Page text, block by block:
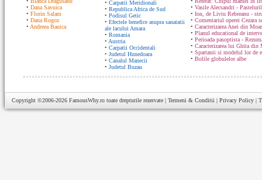
• Dana Savuica
• Florin Salam
• Dana Rogoz
• Andreea Banica
• Carpatii Meridionali
• Republica Africa de Sud
• Podisul Getic
• Efectele benefice asupra sanatatii
ale lacului Amara
• Romania
• Austria
• Carpatii Occidentali
• Judetul Hunedoara
• Canalul Manecii
• Judetul Buzau
• Vasile Alecsandri -
• Ion, de Liviu Rebreanu -
• Comentariul operei Cezara
• Caracterizarea Anei din
• Planul educational de
• Perioada pasoptista -
• Caracterizarea lui Ghita din
• Spartanii si modelul lor de
• Bolile globulelor albe
Copyright ©2006-2026 FamousWhy.ro toate drepturile rezervate | Termeni & Conditii | Privacy Policy |